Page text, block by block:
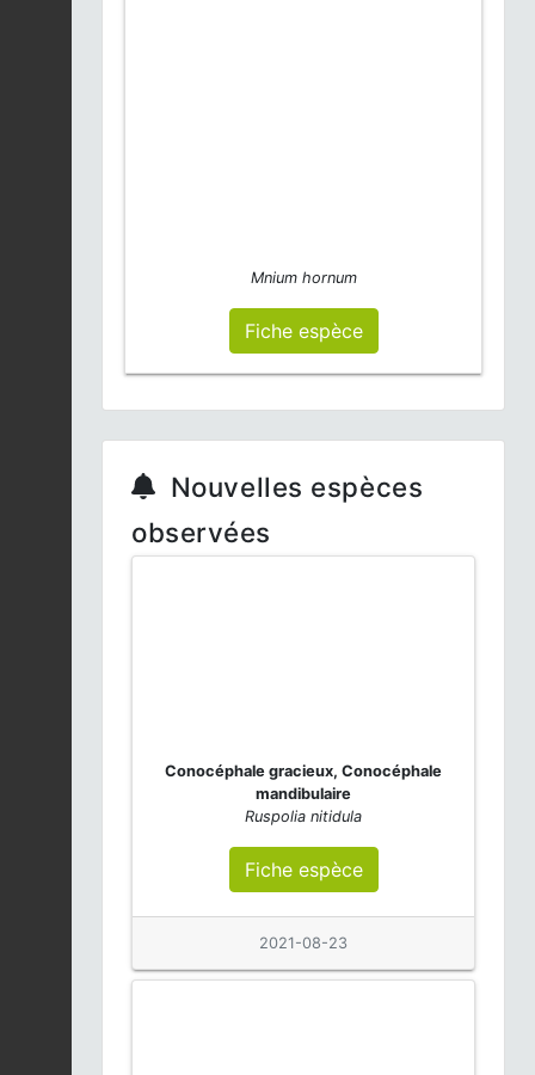
Mnium hornum
Fiche espèce
Nouvelles espèces
observées
Conocéphale gracieux, Conocéphale
mandibulaire
Ruspolia nitidula
Fiche espèce
2021-08-23